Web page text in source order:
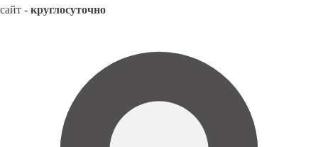
сайт - круглосуточно